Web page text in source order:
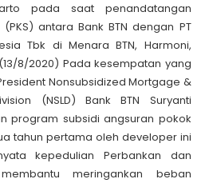
pada saat penandatangan
antara Bank BTN dengan PT
Tbk di Menara BTN, Harmoni,
8/2020) Pada kesempatan yang
Nonsubsidized Mortgage &
(NSLD) Bank BTN Suryanti
program subsidi angsuran pokok
tahun pertama oleh developer ini
kepedulian Perbankan dan
meringankan beban